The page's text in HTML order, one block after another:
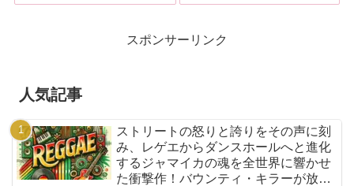
スポンサーリンク
人気記事
ストリートの怒りと誇りをその声に刻
み、レゲエからダンスホールへと進化
するジャマイカの魂を全世界に響かせ
た衝撃作！バウンティ・キラーが放つ